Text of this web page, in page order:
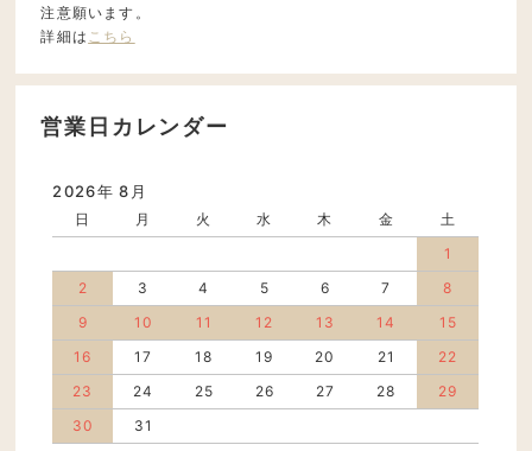
注意願います。
詳細は こちら
営業日カレンダー
2026年 8月
日 月 火 水 木 金
土
1
2
3 4 5 6 7
8
9
10 11 12 13 14
15
16
17 18 19 20 21
22
23
24 25 26 27 28
29
30
31